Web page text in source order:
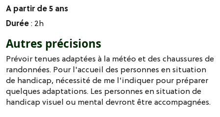
A partir de 5 ans
Durée: 2h
Autres précisions
Prévoir tenues adaptées à la météo et des chaussures de
randonnées. Pour l'accueil des personnes en situation
de handicap, nécessité de me l'indiquer pour préparer
quelques adaptations. Les personnes en situation de
handicap visuel ou mental devront être accompagnées.